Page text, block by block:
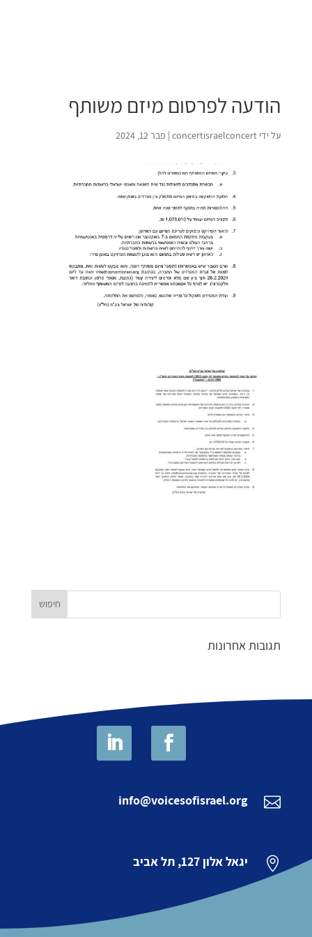
הודעה לפרסום מיזם משותף
על ידי concertisraelconcert
| פבר 12, 2024
תגובות אחרונות

info@voicesofisrael.org
 יגאל אלון 127, תל אביב